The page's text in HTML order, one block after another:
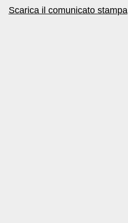
Scarica il comunicato stampa